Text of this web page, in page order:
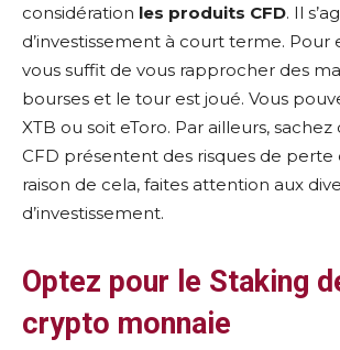
considération les produits CFD. Il
d’investissement à court terme. Pour
vous suffit de vous rapprocher des
bourses et le tour est joué. Vous
XTB ou soit eToro. Par ailleurs,
CFD présentent des risques de perte
raison de cela, faites attention aux
d’investissement.
Optez pour le Staking
crypto monnaie